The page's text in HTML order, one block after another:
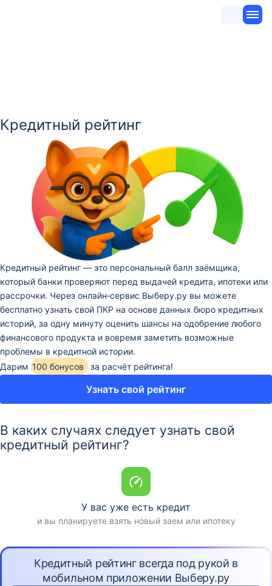
Кредитный рейтинг
Кредитный рейтинг — это персональный балл заёмщика,
который банки проверяют перед выдачей кредита, ипотеки или
рассрочки. Через онлайн‑сервис Выберу.ру вы можете
бесплатно узнать свой ПКР на основе данных бюро кредитных
историй, за одну минуту оценить шансы на одобрение любого
финансового продукта и вовремя заметить возможные
проблемы в кредитной истории.
Дарим 100 бонусов за расчёт рейтинга!
Узнать свой рейтинг
В каких случаях следует узнать свой
кредитный рейтинг?
У вас уже есть кредит
и вы планируете взять новый заем или ипотеку
Кредитный рейтинг всегда под рукой в
мобильном приложении Выберу.ру